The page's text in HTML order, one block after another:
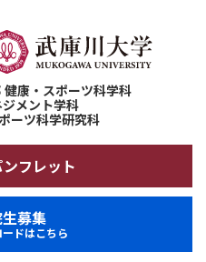
康・スポーツ科学科
メント学科
ーツ科学研究科
フレット
募集
ドはこちら